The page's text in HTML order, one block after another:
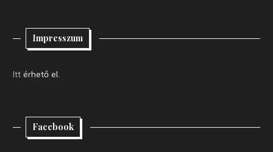
Impresszum
Itt érhető el.
Facebook